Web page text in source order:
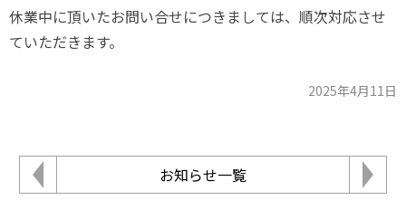
休業中に頂いたお問い合せにつきましては、順次対応させ
ていただきます。
2025年4月11日
お知らせ一覧